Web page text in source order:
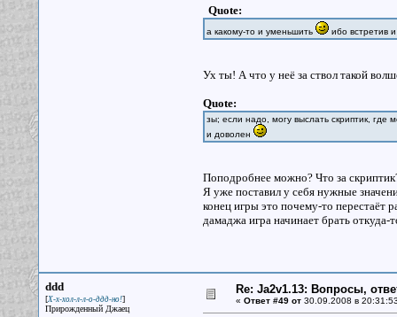
Quote:
а какому-то и уменьшить ибо встретив
Ух ты! А что у неё за ствол такой
Quote:
зы; если надо, могу выслать скриптик, где
и доволен
Поподробнее можно? Что за
Я уже поставил у себя нужные
конец игры это почему-то перестаёт
дамаджа игра начинает брать
ddd
[Х-х-хол-л-л-о-ддд-но!]
Прирожденный Джаец
Re: Ja2v1.13: Вопросы,
« Ответ #49 от30.09.2008 в